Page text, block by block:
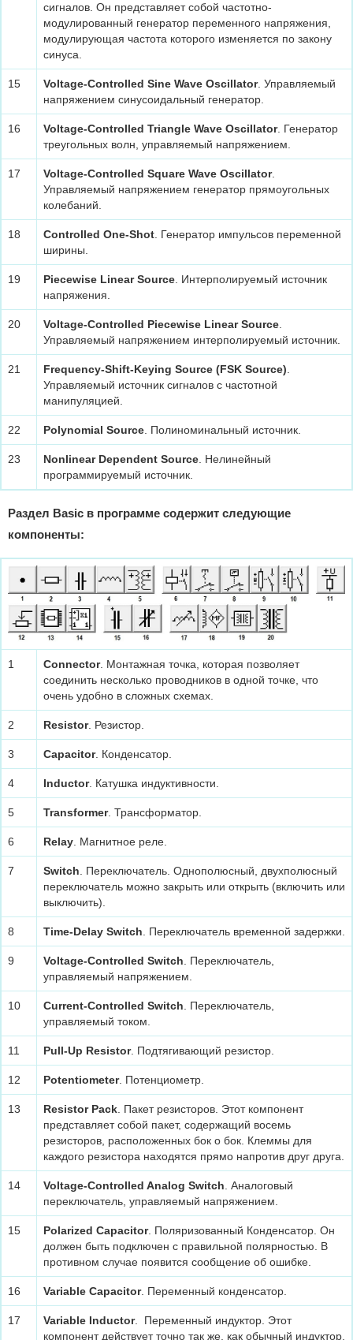
сигналов. Он представляет собой частотно-
модулированный генератор переменного напряжения,
модулирующая частота которого изменяется по закону
синуса.
15 Voltage-Controlled Sine Wave Oscillator. Управляемый
напряжением синусоидальный генератор.
16 Voltage-Controlled Triangle Wave Oscillator. Генератор
треугольных волн, управляемый напряжением.
17 Voltage-Controlled Square Wave Oscillator.
Управляемый напряжением генератор прямоугольных
колебаний.
18 Controlled One-Shot . Генератор импульсов переменной
ширины.
19 Piecewise Linear Source . Интерполируемый источник
напряжения.
20 Voltage-Controlled Piecewise Linear Source
Управляемый напряжением интерполируемый источник.
21 Frequency-Shift-Keying Source (FSK Source)
Управляемый источник сигналов с частотной
манипуляцией.
22 Polynomial Source . Полиноминальный источник.
23 Nonlinear Dependent Source . Нелинейный
программируемый источник.
Раздел Basic в программе содержит следующие
компоненты:
1 Connector. Монтажная точка, которая позволяет
соединить несколько проводников в одной точке, что
очень удобно в сложных схемах.
2 Resistor. Резистор.
3 Capacitor. Конденсатор.
4 Inductor. Катушка индуктивности.
5 Transformer. Трансформатор.
6 Relay . Магнитное реле.
7 Switch . Переключатель. Однополюсный, двухполюсный
переключатель можно закрыть или открыть (включить или
выключить).
8 Time-Delay Switch . Переключатель временной задержки.
9 Voltage-Controlled Switch . Переключатель,
управляемый напряжением.
10 Current-Controlled Switch . Переключатель,
управляемый током.
11 Pull-Up Resistor. Подтягивающий резистор.
12 Potentiometer. Потенциометр.
13 Resistor Pack . Пакет резисторов. Этот компонент
представляет собой пакет, содержащий восемь
резисторов, расположенных бок о бок. Клеммы для
каждого резистора находятся прямо напротив друг друга.
14 Voltage-Controlled Analog Switch . Аналоговый
переключатель, управляемый напряжением.
15 Polarized Capacitor. Поляризованный Конденсатор. Он
должен быть подключен с правильной полярностью. В
противном случае появится сообщение об ошибке.
16 Variable Capacitor. Переменный конденсатор.
17 Variable Inductor. Переменный индуктор. Этот
компонент действует точно так же, как обычный индуктор,